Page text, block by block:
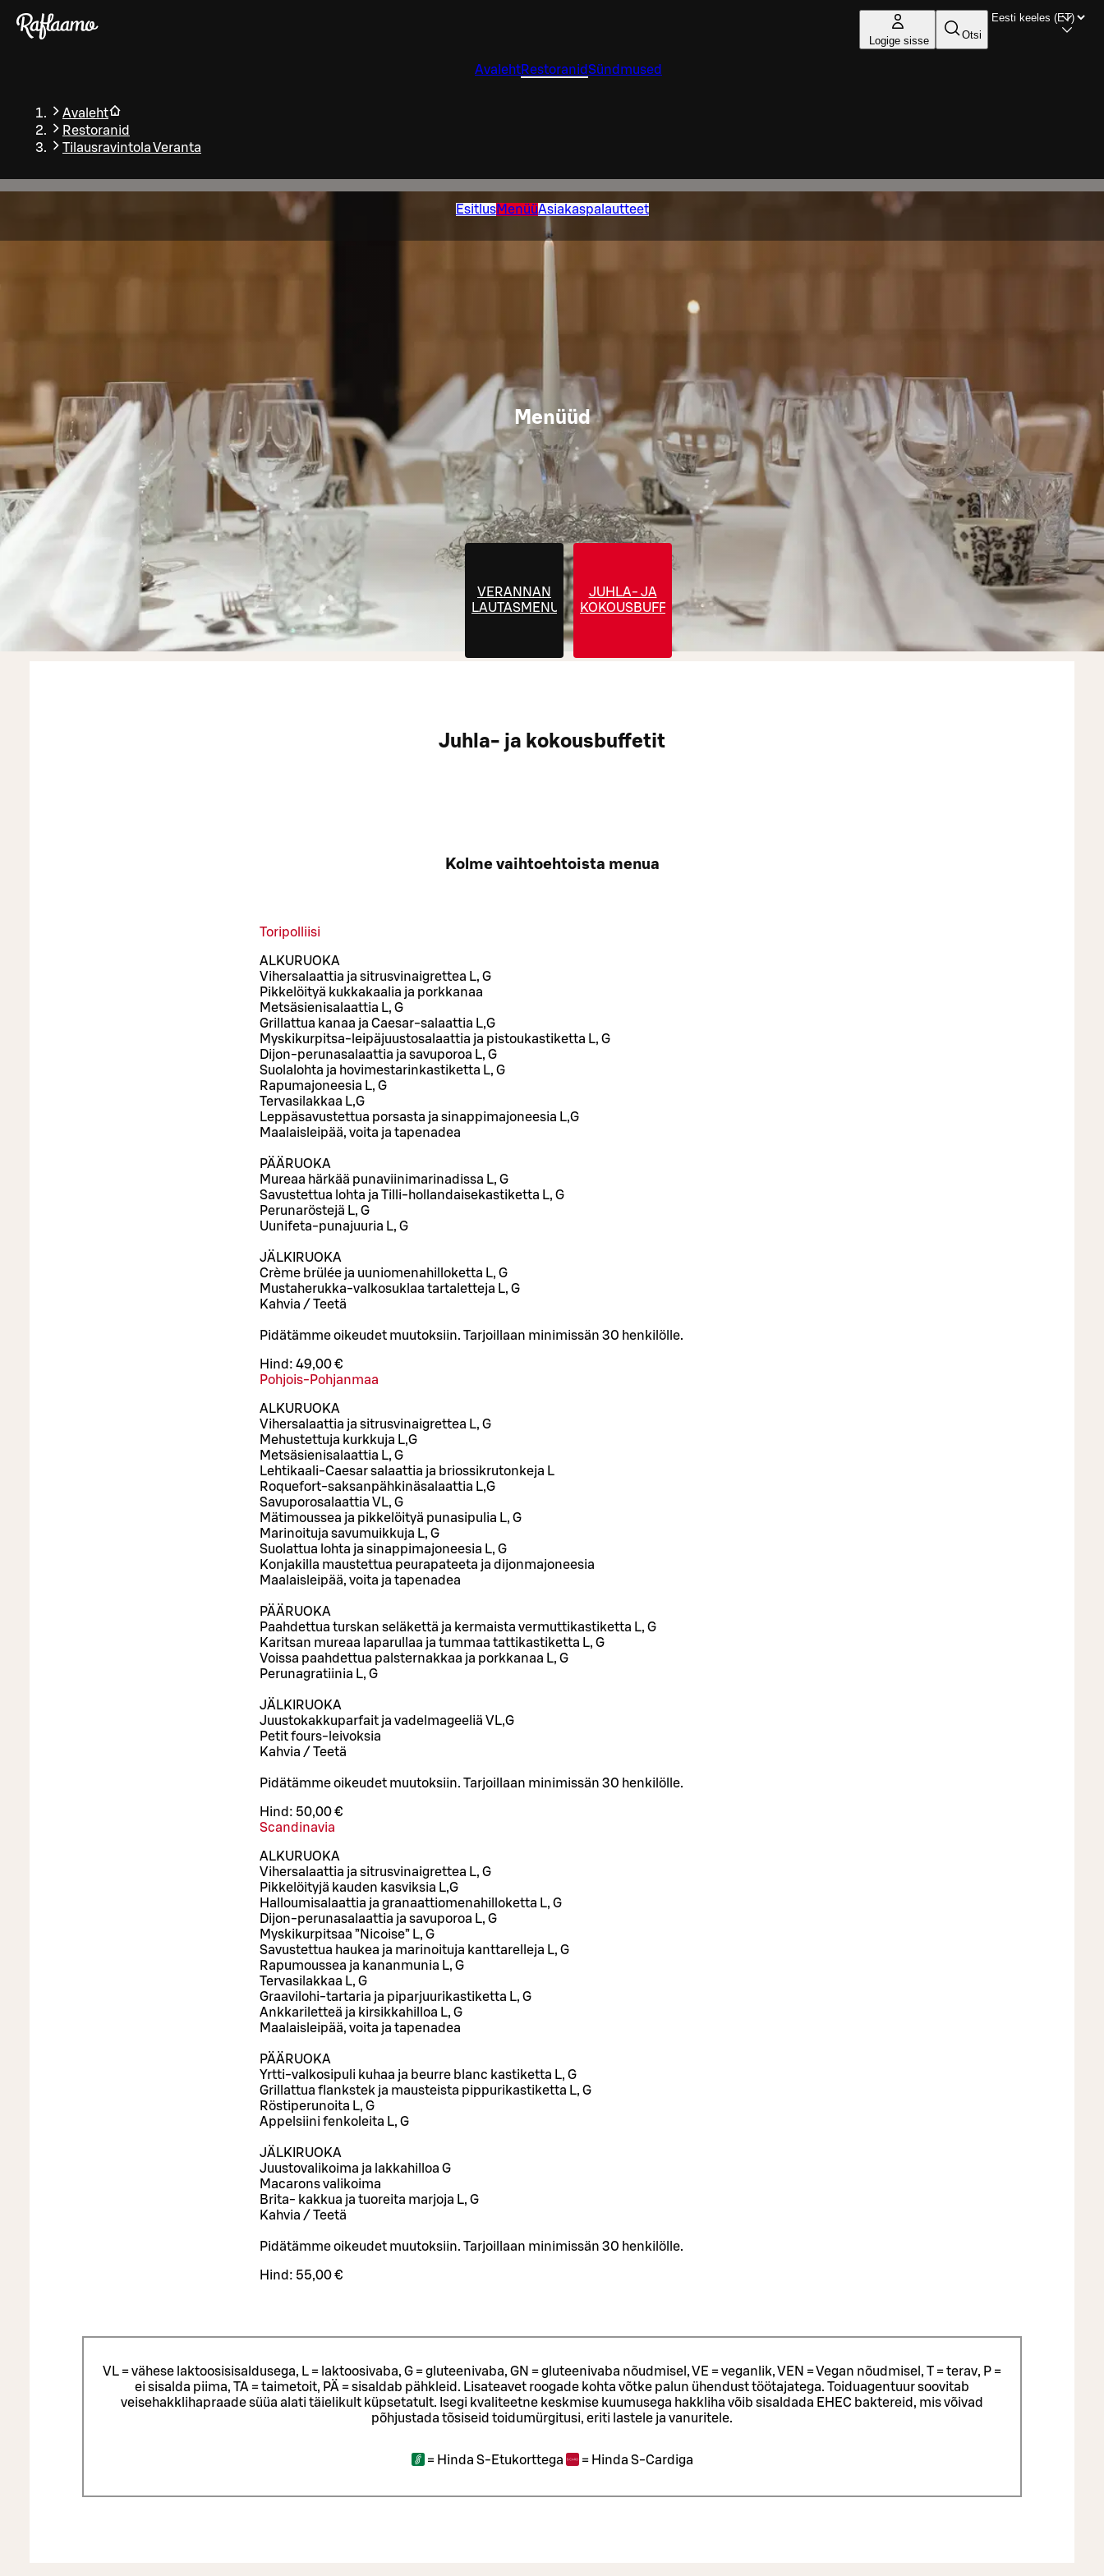
Liigu peamise sisu juurde
Logige sisse Otsi
AvalehtRestoranidSündmused
Avaleht
Restoranid
Tilausravintola Veranta
EsitlusMenüüAsiakaspalautteet
Menüüd
VERANNAN
LAUTASMENUT
JUHLA- JA
KOKOUSBUFFETIT
Juhla- ja kokousbuffetit
Kolme vaihtoehtoista menua
Toripolliisi
ALKURUOKA
Vihersalaattia ja sitrusvinaigrettea L, G
Pikkelöityä kukkakaalia ja porkkanaa
Metsäsienisalaattia L, G
Grillattua kanaa ja Caesar-salaattia L,G
Myskikurpitsa-leipäjuustosalaattia ja pistoukastiketta L, G
Dijon-perunasalaattia ja savuporoa L, G
Suolalohta ja hovimestarinkastiketta L, G
Rapumajoneesia L, G
Tervasilakkaa L,G
Leppäsavustettua porsasta ja sinappimajoneesia L,G
Maalaisleipää, voita ja tapenadea
PÄÄRUOKA
Mureaa härkää punaviinimarinadissa L, G
Savustettua lohta ja Tilli-hollandaisekastiketta L, G
Perunaröstejä L, G
Uunifeta-punajuuria L, G
JÄLKIRUOKA
Crème brülée ja uuniomenahilloketta L, G
Mustaherukka-valkosuklaa tartaletteja L, G
Kahvia / Teetä
Pidätämme oikeudet muutoksiin. Tarjoillaan minimissän 30 henkilölle.
Hind: 49,00 €
Pohjois-Pohjanmaa
ALKURUOKA
Vihersalaattia ja sitrusvinaigrettea L, G
Mehustettuja kurkkuja L,G
Metsäsienisalaattia L, G
Lehtikaali-Caesar salaattia ja briossikrutonkeja L
Roquefort-saksanpähkinäsalaattia L,G
Savuporosalaattia VL, G
Mätimoussea ja pikkelöityä punasipulia L, G
Marinoituja savumuikkuja L, G
Suolattua lohta ja sinappimajoneesia L, G
Konjakilla maustettua peurapateeta ja dijonmajoneesia
Maalaisleipää, voita ja tapenadea
PÄÄRUOKA
Paahdettua turskan seläkettä ja kermaista vermuttikastiketta L, G
Karitsan mureaa laparullaa ja tummaa tattikastiketta L, G
Voissa paahdettua palsternakkaa ja porkkanaa L, G
Perunagratiinia L, G
JÄLKIRUOKA
Juustokakkuparfait ja vadelmageeliä VL,G
Petit fours-leivoksia
Kahvia / Teetä
Pidätämme oikeudet muutoksiin. Tarjoillaan minimissän 30 henkilölle.
Hind: 50,00 €
Scandinavia
ALKURUOKA
Vihersalaattia ja sitrusvinaigrettea L, G
Pikkelöityjä kauden kasviksia L,G
Halloumisalaattia ja granaattiomenahilloketta L, G
Dijon-perunasalaattia ja savuporoa L, G
Myskikurpitsaa ”Nicoise” L, G
Savustettua haukea ja marinoituja kanttarelleja L, G
Rapumoussea ja kananmunia L, G
Tervasilakkaa L, G
Graavilohi-tartaria ja piparjuurikastiketta L, G
Ankkariletteä ja kirsikkahilloa L, G
Maalaisleipää, voita ja tapenadea
PÄÄRUOKA
Yrtti-valkosipuli kuhaa ja beurre blanc kastiketta L, G
Grillattua flankstek ja mausteista pippurikastiketta L, G
Röstiperunoita L, G
Appelsiini fenkoleita L, G
JÄLKIRUOKA
Juustovalikoima ja lakkahilloa G
Macarons valikoima
Brita- kakkua ja tuoreita marjoja L, G
Kahvia / Teetä
Pidätämme oikeudet muutoksiin. Tarjoillaan minimissän 30 henkilölle.
Hind: 55,00 €
VL = vähese laktoosisisaldusega, L = laktoosivaba, G = gluteenivaba, GN = gluteenivaba nõudmisel, VE = veganlik, VEN = Vegan nõudmisel, T = terav, P =
ei sisalda piima, TA = taimetoit, PÄ = sisaldab pähkleid. Lisateavet roogade kohta võtke palun ühendust töötajatega. Toiduagentuur soovitab
veisehakklihapraade süüa alati täielikult küpsetatult. Isegi kvaliteetne keskmise kuumusega hakkliha võib sisaldada EHEC baktereid, mis võivad
põhjustada tõsiseid toidumürgitusi, eriti lastele ja vanuritele.
= Hinda S-Etukorttega = Hinda S-Cardiga